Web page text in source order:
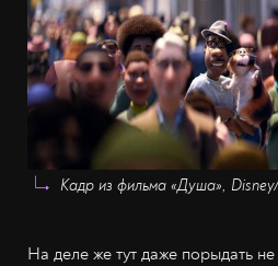
Кадр из фильма «Душа»,
На деле же тут даже порыдать